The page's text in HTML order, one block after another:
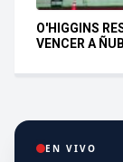
O'HIGGINS
VENCER A
EN VIVO